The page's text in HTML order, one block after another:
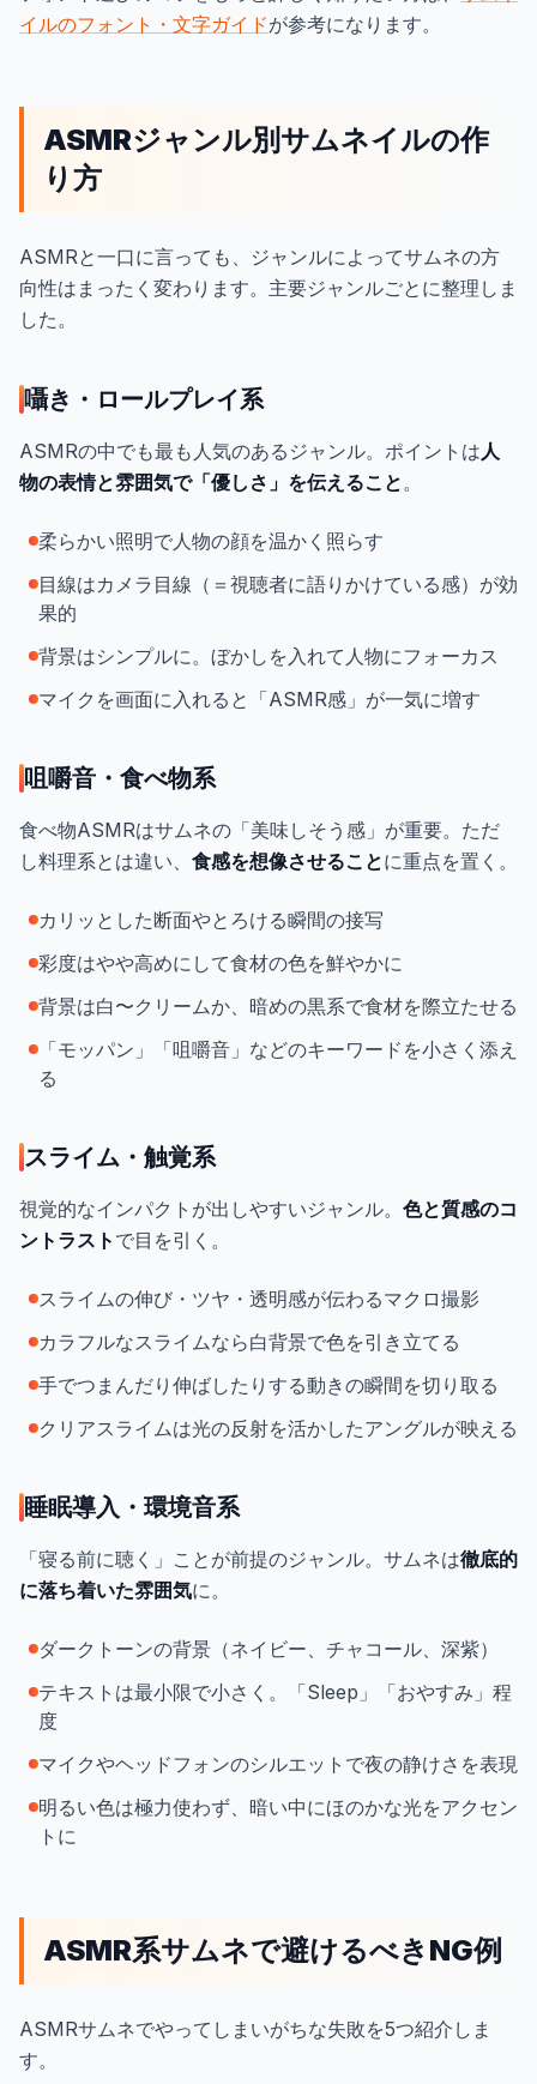
イルのフォント・文字ガイドが参考になります。
ASMRジャンル別サムネイルの作
り方
ASMRと一口に言っても、ジャンルによってサムネの方
向性はまったく変わります。主要ジャンルごとに整理しま
した。
囁き・ロールプレイ系
ASMRの中でも最も人気のあるジャンル。ポイントは人
物の表情と雰囲気で「優しさ」を伝えること。
柔らかい照明で人物の顔を温かく照らす
目線はカメラ目線（＝視聴者に語りかけている感）が効
果的
背景はシンプルに。ぼかしを入れて人物にフォーカス
マイクを画面に入れると「ASMR感」が一気に増す
咀嚼音・食べ物系
食べ物ASMRはサムネの「美味しそう感」が重要。ただ
し料理系とは違い、 食感を想像させることに重点を置く。
カリッとした断面やとろける瞬間の接写
彩度はやや高めにして食材の色を鮮やかに
背景は白〜クリームか、暗めの黒系で食材を際立たせる
「モッパン」「咀嚼音」などのキーワードを小さく添え
る
スライム・触覚系
視覚的なインパクトが出しやすいジャンル。 色と質感のコ
ントラスト で目を引く。
スライムの伸び・ツヤ・透明感が伝わるマクロ撮影
カラフルなスライムなら白背景で色を引き立てる
手でつまんだり伸ばしたりする動きの瞬間を切り取る
クリアスライムは光の反射を活かしたアングルが映える
睡眠導入・環境音系
「寝る前に聴く」ことが前提のジャンル。サムネは徹底的
に落ち着いた雰囲気に。
ダークトーンの背景（ネイビー、チャコール、深紫）
テキストは最小限で小さく。「Sleep」「おやすみ」程
度
マイクやヘッドフォンのシルエットで夜の静けさを表現
明るい色は極力使わず、暗い中にほのかな光をアクセン
トに
ASMR系サムネで避けるべきNG例
ASMRサムネでやってしまいがちな失敗を5つ紹介しま
す。